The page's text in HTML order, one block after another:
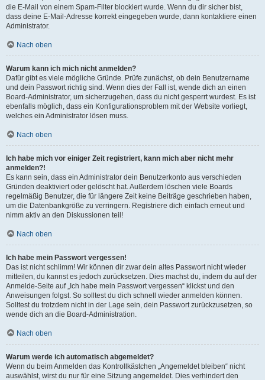
die E-Mail von einem Spam-Filter blockiert wurde. Wenn du dir sicher bist,
dass deine E-Mail-Adresse korrekt eingegeben wurde, dann kontaktiere einen
Administrator.
Nach oben
Warum kann ich mich nicht anmelden?
Dafür gibt es viele mögliche Gründe. Prüfe zunächst, ob dein Benutzername
und dein Passwort richtig sind. Wenn dies der Fall ist, wende dich an einen
Board-Administrator, um sicherzugehen, dass du nicht gesperrt wurdest. Es ist
ebenfalls möglich, dass ein Konfigurationsproblem mit der Website vorliegt,
welches ein Administrator lösen muss.
Nach oben
Ich habe mich vor einiger Zeit registriert, kann mich aber nicht mehr
anmelden?!
Es kann sein, dass ein Administrator dein Benutzerkonto aus verschieden
Gründen deaktiviert oder gelöscht hat. Außerdem löschen viele Boards
regelmäßig Benutzer, die für längere Zeit keine Beiträge geschrieben haben,
um die Datenbankgröße zu verringern. Registriere dich einfach erneut und
nimm aktiv an den Diskussionen teil!
Nach oben
Ich habe mein Passwort vergessen!
Das ist nicht schlimm! Wir können dir zwar dein altes Passwort nicht wieder
mitteilen, du kannst es jedoch zurücksetzen. Dies machst du, indem du auf der
Anmelde-Seite auf „Ich habe mein Passwort vergessen“ klickst und den
Anweisungen folgst. So solltest du dich schnell wieder anmelden können.
Solltest du trotzdem nicht in der Lage sein, dein Passwort zurückzusetzen, so
wende dich an die Board-Administration.
Nach oben
Warum werde ich automatisch abgemeldet?
Wenn du beim Anmelden das Kontrollkästchen „Angemeldet bleiben“ nicht
auswählst, wirst du nur für eine Sitzung angemeldet. Dies verhindert den